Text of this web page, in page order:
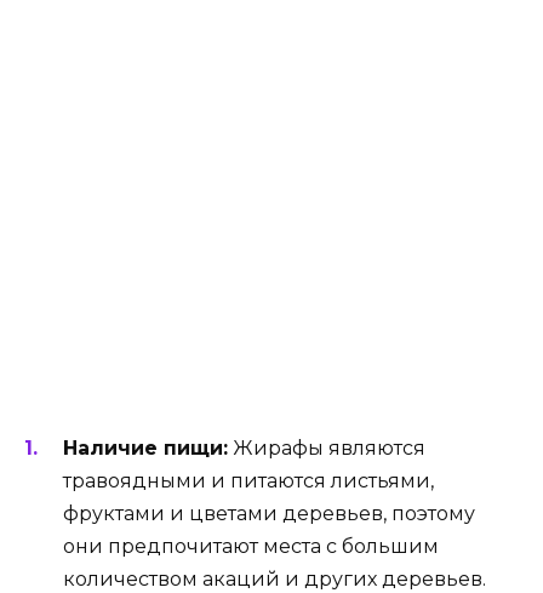
Наличие пищи: Жирафы являются
травоядными и питаются листьями,
фруктами и цветами деревьев, поэтому
они предпочитают места с большим
количеством акаций и других деревьев.